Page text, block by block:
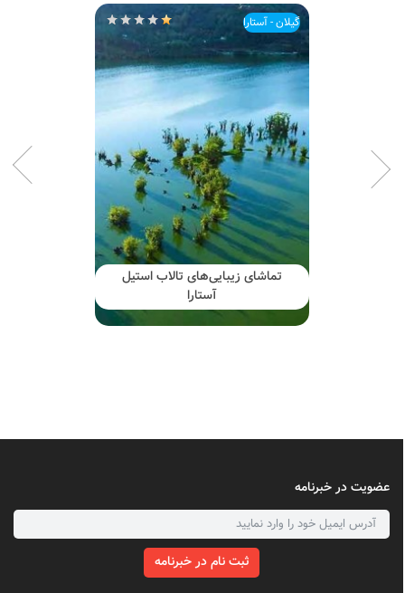
گیلان - آستارا
تماشای زیبایی‌های تالاب استیل
آستارا
عضویت در خبرنامه
ثبت نام در خبرنامه